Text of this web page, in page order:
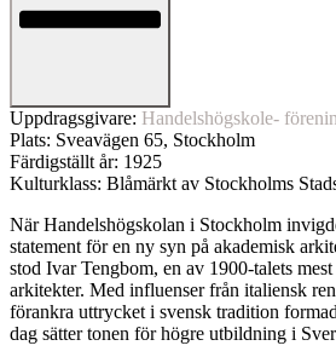
Uppdragsgivare: Handelshögskole-
Plats: Sveavägen 65, Stockholm
Färdigställt år: 1925
Kulturklass: Blåmärkt av Stockholms
När Handelshögskolan i Stockholm
statement för en ny syn på akademisk
stod Ivar Tengbom, en av 1900-talets
arkitekter. Med influenser från italiensk
förankra uttrycket i svensk tradition
dag sätter tonen för högre utbildning i